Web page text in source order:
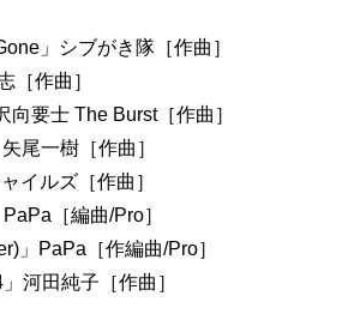
」シブがき隊［作曲］
［作曲］
向要士 The Burst［作曲］
尾一樹［作曲］
イルズ［作曲］
［編曲/Pro］
」PaPa［作編曲/Pro］
河田純子［作曲］